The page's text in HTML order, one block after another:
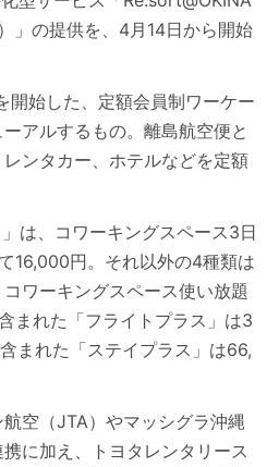
」の提供を、4月14日から開始
開始した、定額会員制ワーケー
アルするもの。離島航空便と
ンタカー、ホテルなどを定額
は、コワーキングスペース3日
16,000円。それ以外の4種類は
ワーキングスペース使い放題
まれた「フライトプラス」は3
まれた「ステイプラス」は66,
空（JTA）やマッシグラ沖縄
に加え、トヨタレンタリース